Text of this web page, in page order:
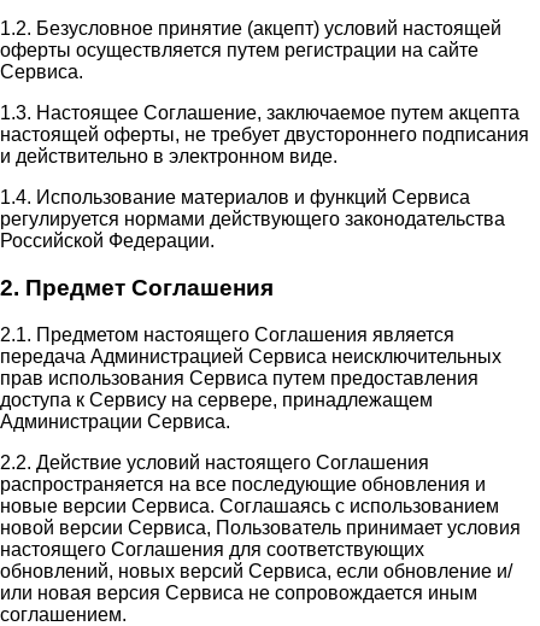
1.2. Безусловное принятие (акцепт) условий настоящей
оферты осуществляется путем регистрации на сайте
Сервиса.
1.3. Настоящее Соглашение, заключаемое путем акцепта
настоящей оферты, не требует двустороннего подписания
и действительно в электронном виде.
1.4. Использование материалов и функций Сервиса
регулируется нормами действующего законодательства
Российской Федерации.
2. Предмет Соглашения
2.1. Предметом настоящего Соглашения является
передача Администрацией Сервиса неисключительных
прав использования Сервиса путем предоставления
доступа к Сервису на сервере, принадлежащем
Администрации Сервиса.
2.2. Действие условий настоящего Соглашения
распространяется на все последующие обновления и
новые версии Сервиса. Соглашаясь с использованием
новой версии Сервиса, Пользователь принимает условия
настоящего Соглашения для соответствующих
обновлений, новых версий Сервиса, если обновление и/
или новая версия Сервиса не сопровождается иным
соглашением.